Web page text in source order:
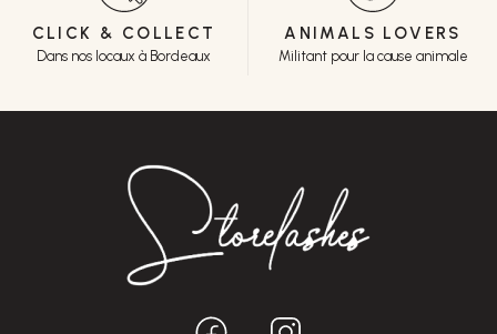
CLICK & COLLECT
Dans nos locaux à Bordeaux
ANIMALS LOVERS
Militant pour la cause animale